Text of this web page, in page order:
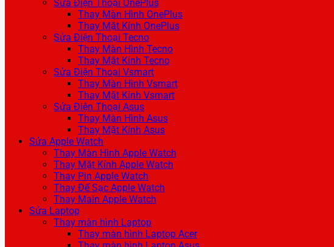
Sửa Điện Thoại OnePlus
Thay Màn Hình OnePlus
Thay Mặt Kính OnePlus
Sửa Điện Thoại Tecno
Thay Màn Hình Tecno
Thay Mặt Kính Tecno
Sửa Điện Thoại Vsmart
Thay Màn Hình Vsmart
Thay Mặt Kính Vsmart
Sửa Điện Thoại Asus
Thay Màn Hình Asus
Thay Mặt Kính Asus
Sửa Apple Watch
Thay Màn Hình Apple Watch
Thay Mặt Kính Apple Watch
Thay Pin Apple Watch
Thay Đế Sạc Apple Watch
Thay Main Apple Watch
Sửa Laptop
Thay màn hình Laptop
Thay màn hình Laptop Acer